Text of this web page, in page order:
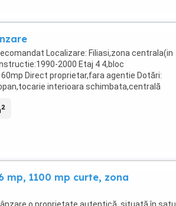
Localizare: Filiasi,zona centrala(in
2000 Etaj 4 4,bloc
Direct proprietar,fara agentie Dotări:
interioara schimbata,centrală
2
mp, 1100 mp curte, zona
o proprietate autentică, situată în satul